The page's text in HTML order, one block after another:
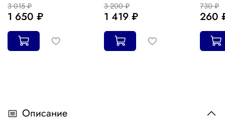
3 015 ₽
1 650 ₽
3 200 ₽
1 419 ₽
730 ₽
260
Описание